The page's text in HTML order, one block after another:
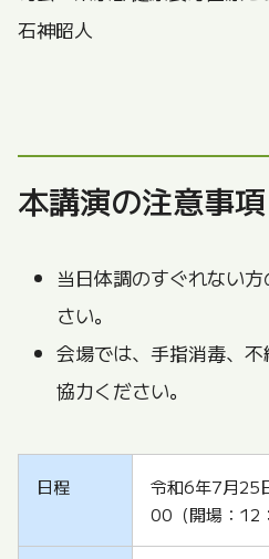
石神昭人
本講演の注意事項
当日体調のすぐれない
さい。
会場では、手指消毒、
協力ください。
日程
令和6年7月25
00（開場：12